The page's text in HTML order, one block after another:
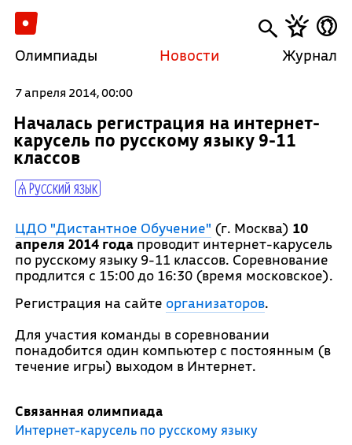
Олимпиады Новости Журнал
7 апреля 2014, 00:00
Началась регистрация на интернет-
карусель по русскому языку 9-11
классов
Русский язык
ЦДО "Дистантное Обучение" (г. Москва) 10
апреля 2014 годапроводит интернет-карусель
по русскому языку 9-11 классов. Соревнование
продлится с 15:00 до 16:30 (время московское).
Регистрация на сайте организаторов.
Для участия команды в соревновании
понадобится один компьютер с постоянным (в
течение игры) выходом в Интернет.
Связанная олимпиада
Интернет-карусель по русскому языку